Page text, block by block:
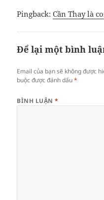
Pingback:Cần Thay là
Để lại một bình
Email của bạn sẽ không được
buộc được đánh dấu*
BÌNH LUẬN*